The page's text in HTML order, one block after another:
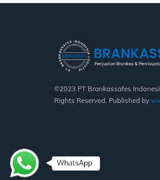
©2023 PT Brankassafes
Rights Reserved. Published by